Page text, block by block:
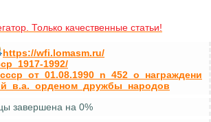
Только качественные статьи!
https://wfi.lomasm.ru/
1992/
завершена на 0%